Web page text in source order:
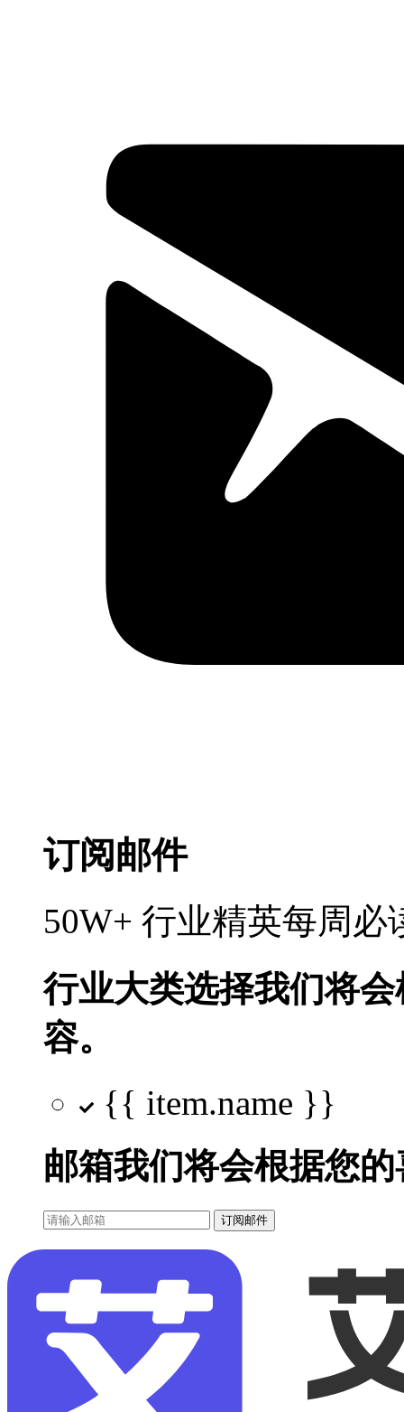
订阅邮件
50W+ 行业精英每周
行业大类选择我们将
容。
{{ item.name }}
邮箱我们将会根据您
订阅邮件